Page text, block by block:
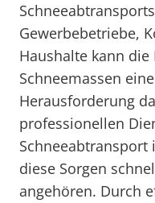
Gewerbebetriebe,
Haushalte kann
Schneemassen
Herausforderung
professionellen
Schneeabtransport
diese Sorgen
angehören. Durch